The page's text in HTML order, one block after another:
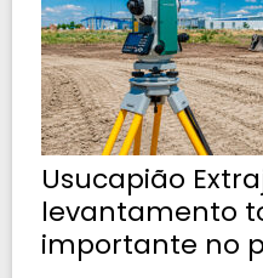
Usucapião
levantamento
importante no